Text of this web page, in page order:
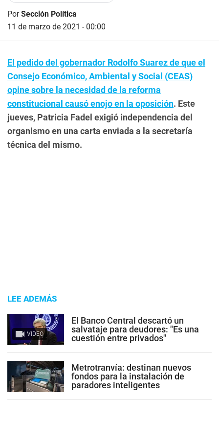
PorSección Política
11 de marzo de 2021 - 00:00
El pedido del gobernador Rodolfo Suarez de que el
Consejo Económico, Ambiental y Social (CEAS)
opine sobre la necesidad de la reforma
constitucional causó enojo en la oposición. Este
jueves, Patricia Fadel exigió independencia del
organismo en una carta enviada a la secretaría
técnica del mismo.
LEE ADEMÁS
VIDEO
El Banco Central descartó un
salvataje para deudores: "Es una
cuestión entre privados"
Metrotranvía: destinan nuevos
fondos para la instalación de
paradores inteligentes